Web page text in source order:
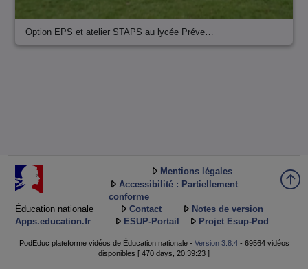
Option EPS et atelier STAPS au lycée Préve…
Éducation nationale
Apps.education.fr
Mentions légales
Accessibilité : Partiellement
conforme
Contact
Notes de version
ESUP-Portail
Projet Esup-Pod
PodEduc plateforme vidéos de Éducation nationale - Version 3.8.4- 69564 vidéos
disponibles [ 470 days, 20:39:23 ]